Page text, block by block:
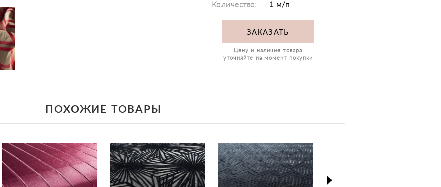
Количество: 1 м/п
ЗАКАЗАТЬ
Цену и наличие товара
уточняйте на момент покупки
ПОХОЖИЕ ТОВАРЫ